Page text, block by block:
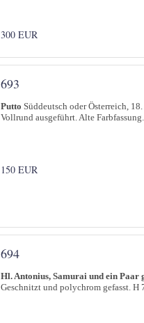
300 EUR
693
Putto Süddeutsch oder Österreich,
Vollrund ausgeführt. Alte
150 EUR
694
Hl. Antonius, Samurai und ein Paar
Geschnitzt und polychrom gefasst. H